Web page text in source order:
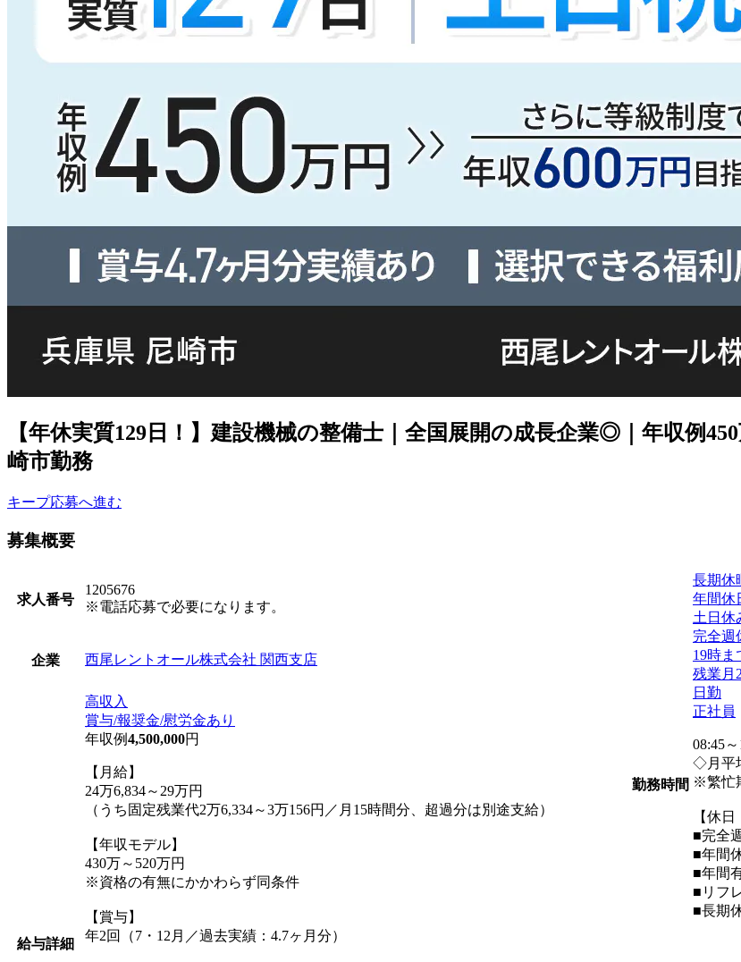
【年休実質129日！】建設機械の整備士｜全国展開の成長企業◎｜年収例
崎市勤務
キープ応募へ進む
募集概要
求人番号
1205676
※電話応募で必要になります。
企業 西尾レントオール株式会社 関西支店
給与詳細
高収入
賞与/報奨金/慰労金あり
年収例4,500,000円
【月給】
24万6,834～29万円
（うち固定残業代2万6,334～3万156円／月15時間分、超過分は別途支給）
【年収モデル】
430万～520万円
※資格の有無にかかわらず同条件
【賞与】
年2回（7・12月／過去実績：4.7ヶ月分）
勤務時間
長期休
年間休
土日休
完全週
19時ま
残業月
日勤
正社員
08:45
◇月平
※繁忙
【休日
■完全
■年間
■年間
■リフ
■長期